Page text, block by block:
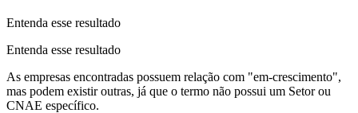
Entenda esse resultado
Entenda esse resultado
As empresas encontradas possuem relação com "em-crescimento",
mas podem existir outras, já que o termo não possui um Setor ou
CNAE específico.